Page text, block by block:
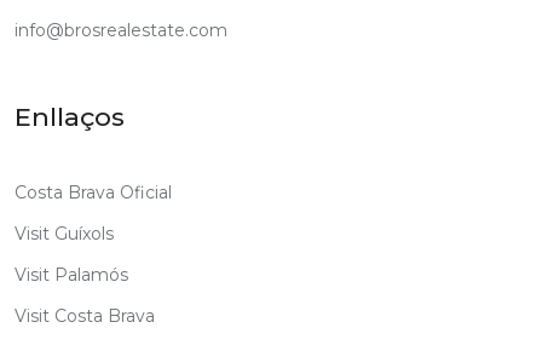
info@brosrealestate.com
Enllaços
Costa Brava Oficial
Visit Guíxols
Visit Palamós
Visit Costa Brava